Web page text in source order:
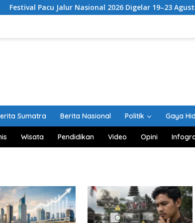
Nasional 2026 Digelar 19–23 Agustus, Kuansing
Sumatra Berita Nasional Politik Gaya
Wisata Pendidikan Video Opini